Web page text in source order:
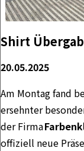
Shirt
20.05.2025
Am Montag fand
ersehnter
der Firma
offiziell neue